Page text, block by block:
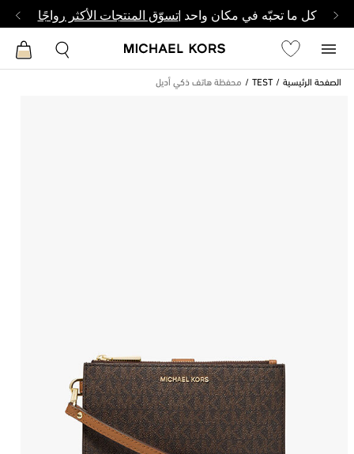
كل ما تحبّه في مكان واحد |تسوّق المنتجات الأكثر رواجًا
الصفحة الرئيسية TEST محفظة هاتف ذكي أديل